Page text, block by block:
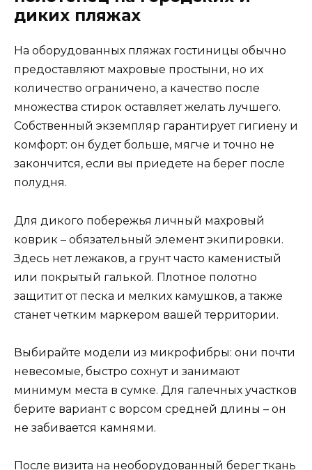
диких пляжах
На оборудованных пляжах гостиницы обычно
предоставляют махровые простыни, но их
количество ограничено, а качество после
множества стирок оставляет желать лучшего.
Собственный экземпляр гарантирует гигиену и
комфорт: он будет больше, мягче и точно не
закончится, если вы приедете на берег после
полудня.
Для дикого побережья личный махровый
коврик – обязательный элемент экипировки.
Здесь нет лежаков, а грунт часто каменистый
или покрытый галькой. Плотное полотно
защитит от песка и мелких камушков, а также
станет четким маркером вашей территории.
Выбирайте модели из микрофибры: они почти
невесомые, быстро сохнут и занимают
минимум места в сумке. Для галечных участков
берите вариант с ворсом средней длины – он
не забивается камнями.
После визита на необорудованный берег ткань